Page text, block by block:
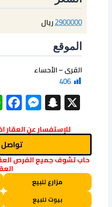
2900000ريال
الموقع
القرى – الأحساء
406
X
للإستفسار عن العقار
حاب تشوف جميع الفرص
مزارع للبيع
بيوت للبيع